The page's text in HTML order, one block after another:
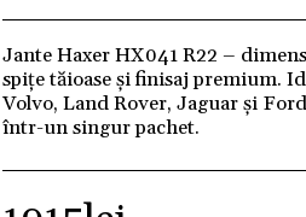
Jante Haxer HX041 R22 –
spițe tăioase și finisaj premium.
Volvo, Land Rover, Jaguar și
într-un singur pachet.